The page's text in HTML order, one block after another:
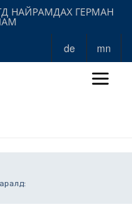
НАЙРАМДАХ ГЕРМАН
de mn